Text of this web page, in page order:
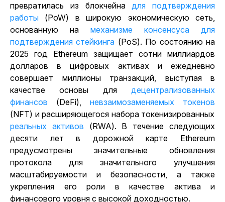
превратилась из блокчейнадля подтверждения
работы (PoW) в широкую экономическую сеть,
основанную на механизме консенсуса
для
подтверждения стейкинга (PoS). По состоянию на
2025 год Ethereum защищает сотни миллиардов
долларов в цифровых активах и ежедневно
совершает миллионы транзакций, выступая в
качестве основы для децентрализованных
финансов (DeFi), невзаимозаменяемых токенов
(NFT) и расширяющегося набора токенизированных
реальных активов (RWA). В течение следующих
десяти лет в дорожной карте Ethereum
предусмотрены значительные обновления
протокола для значительного улучшения
масштабируемости и безопасности, а также
укрепления его роли в качестве актива и
финансового уровня с высокой доходностью.